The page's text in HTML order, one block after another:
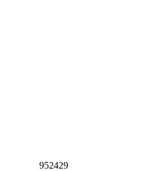
952429